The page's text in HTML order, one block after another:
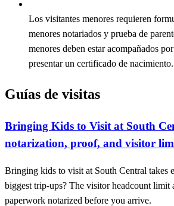
Los visitantes menores requieren
menores notariados y prueba de
menores deben estar acompañados
presentar un certificado de nacimiento.
Guías de visitas
Bringing Kids to Visit at South
notarization, proof, and visitor
Bringing kids to visit at South Central takes
biggest trip-ups? The visitor headcount limit
paperwork notarized before you arrive.